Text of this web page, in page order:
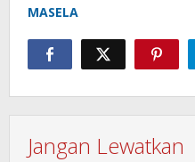
MASELA
Jangan Lewatkan